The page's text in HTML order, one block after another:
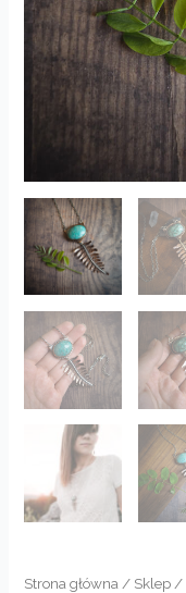
Strona główna / Sklep /